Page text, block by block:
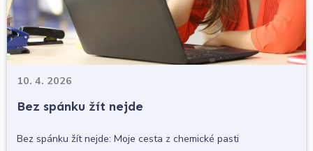
10. 4. 2026
Bez spánku žít nejde
Bez spánku žít nejde: Moje cesta z chemické pasti